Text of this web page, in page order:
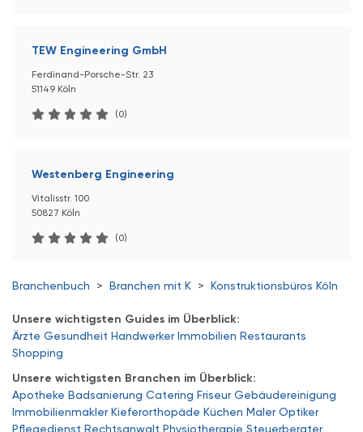
TEW Engineering GmbH
Ferdinand-Porsche-Str. 23
51149 Köln
(0)
Westenberg Engineering
Vitalisstr. 100
50827 Köln
(0)
Branchenbuch > Branchen mit K > Konstruktionsbüros Köln
Unsere wichtigsten Guides im Überblick:
Ärzte Gesundheit Handwerker Immobilien Restaurants
Shopping
Unsere wichtigsten Branchen im Überblick:
Apotheke Badsanierung Catering Friseur Gebäudereinigung
Immobilienmakler Kieferorthopäde Küchen Maler Optiker
Pflegedienst Rechtsanwalt Physiotherapie Steuerberater